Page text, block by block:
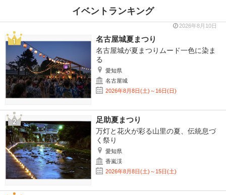
イベントランキング
2026年8月10日
名古屋城夏まつり
名古屋城が夏まつりムード一色に染ま
る
愛知県
名古屋城
2026年8月8日(土)～16日(日)
足助夏まつり
万灯と花火が彩る山里の夏、伝統息づ
く祭り
愛知県
香嵐渓
2026年8月8日(土)～15日(土)